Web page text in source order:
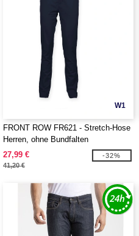
W1
FRONT ROW FR621 - Stretch-Hose
Herren, ohne Bundfalten
27,99 €
41,20 €
-32%